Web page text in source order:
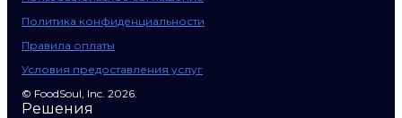
Политика конфиденциальности
Правила оплаты
Условия предоставления услуг
© FoodSoul, Inc. 2026.
Решения